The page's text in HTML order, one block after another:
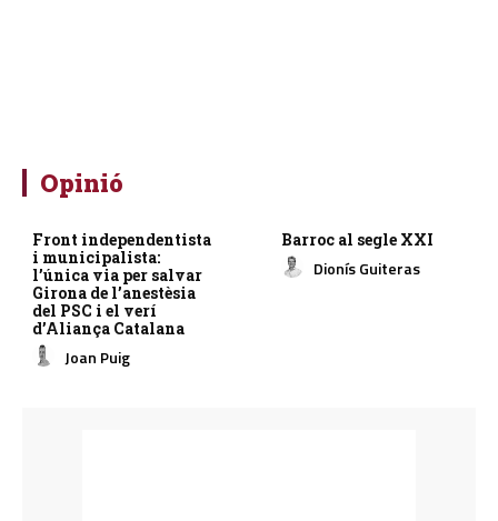
Opinió
Front independentista
i municipalista:
l’única via per salvar
Girona de l’anestèsia
del PSC i el verí
d’Aliança Catalana
Joan Puig
Barroc al segle XXI
Dionís Guiteras